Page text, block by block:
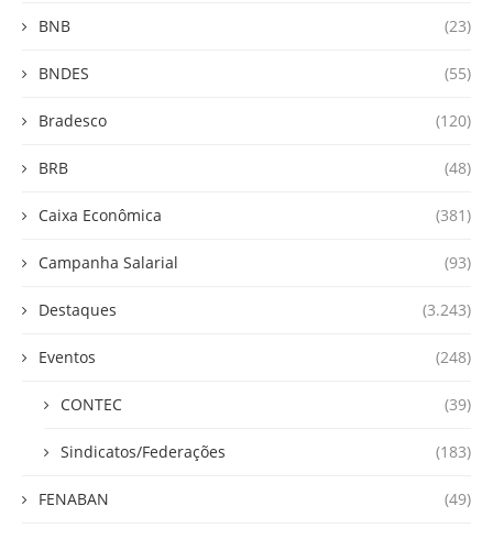
BNB (23)
BNDES (55)
Bradesco (120)
BRB (48)
Caixa Econômica (381)
Campanha Salarial (93)
Destaques (3.243)
Eventos (248)
CONTEC (39)
Sindicatos/Federações (183)
FENABAN (49)